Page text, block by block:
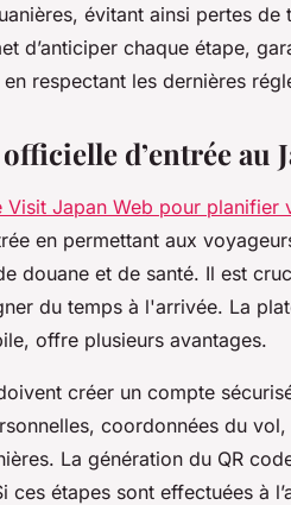
évitant ainsi pertes
d’anticiper chaque étape,
respectant les dernières
d’entrée au
Visit Japan Web pour planifier
en permettant aux
douane et de santé. Il est
du temps à l'arrivée. La
offre plusieurs avantages.
créer un compte
coordonnées du
La génération du QR
ces étapes sont effectuées à